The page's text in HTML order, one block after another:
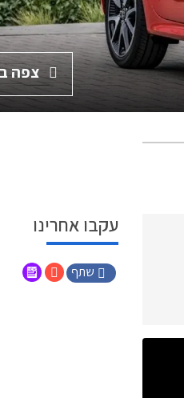
צפה
עקבו אחרינו
שתף